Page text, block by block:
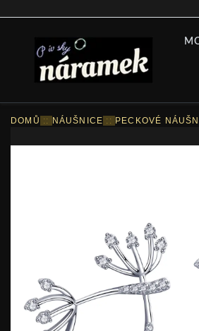
DOMŮ :: NÁUŠNICE :: PECKOVÉ